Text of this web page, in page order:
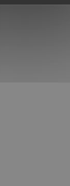
v novém okně))